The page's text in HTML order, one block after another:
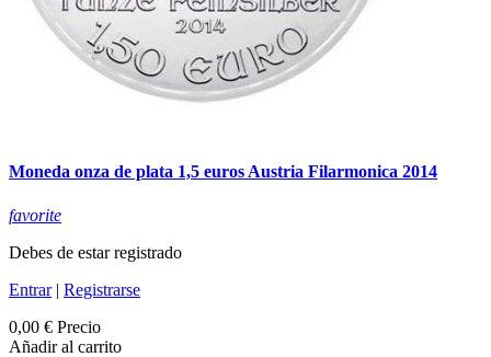
Moneda onza de plata 1,5 euros Austria Filarmonica 2014
favorite
Debes de estar registrado
Entrar| Registrarse
0,00 € Precio
Añadir al carrito